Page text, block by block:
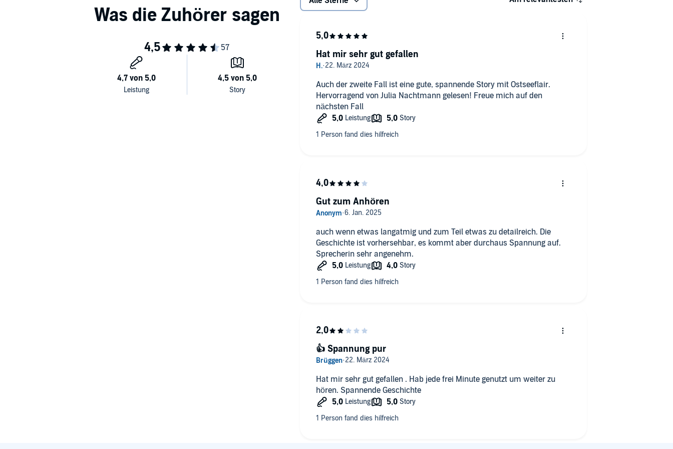
Auch der zweite Fall ist eine gute, spannende Story mit Ostseeflair.
Hervorragend von Julia Nachtmann gelesen! Freue mich auf den
nächsten Fall
Hat mir sehr gut gefallen
auch wenn etwas langatmig und zum Teil etwas zu detailreich. Die
Geschichte ist vorhersehbar, es kommt aber durchaus Spannung auf.
Sprecherin sehr angenehm.
Gut zum Anhören
Hat mir sehr gut gefallen . Hab jede frei Minute genutzt um weiter zu
hören. Spannende Geschichte
👍 Spannung pur